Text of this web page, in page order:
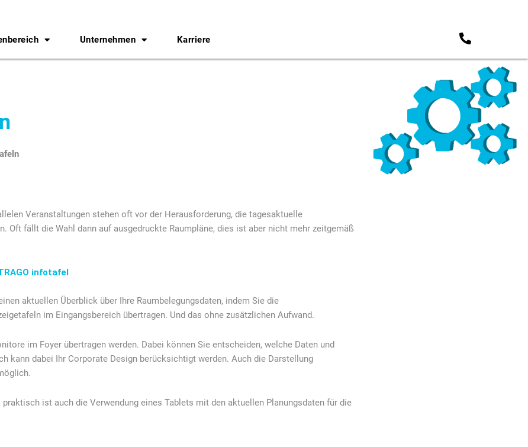
Unternehmen Karriere
Veranstaltungen stehen oft vor der Herausforderung, die tagesaktuelle
Oft fällt die Wahl dann auf ausgedruckte Raumpläne, dies ist aber nicht mehr zeitgemäß
infotafel
aktuellen Überblick über Ihre Raumbelegungsdaten, indem Sie die
im Eingangsbereich übertragen. Und das ohne zusätzlichen Aufwand.
im Foyer übertragen werden. Dabei können Sie entscheiden, welche Daten und
kann dabei Ihr Corporate Design berücksichtigt werden. Auch die Darstellung
ist auch die Verwendung eines Tablets mit den aktuellen Planungsdaten für die